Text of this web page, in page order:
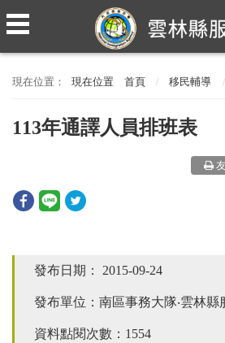
現在位置 首頁 移民輔導
113年通譯人員排班表
發布日期： 2015-09-24
發布單位：南區事務大隊‧雲林縣
資料點閱次數：1554